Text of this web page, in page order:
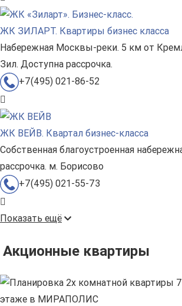
ЖК ЗИЛАРТ. Квартиры бизнес класса
Набережная Москвы-реки. 5 км от
Зил. Доступна рассрочка.
+7(495) 021-86-52
ЖК ВЕЙВ. Квартал бизнес-класса
Собственная благоустроенная
рассрочка. м. Борисово
+7(495) 021-55-73
Показать ещё
Акционные квартиры